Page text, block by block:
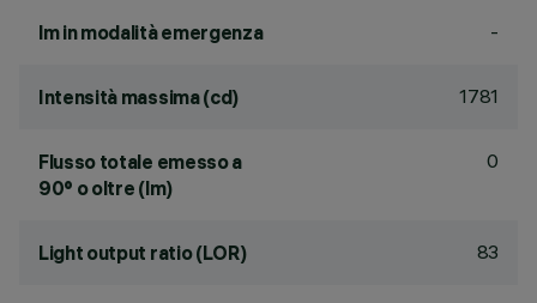
lm in modalità emergenza -
Intensità massima (cd) 1781
Flusso totale emesso a
90° o oltre (lm)
0
Light output ratio (LOR) 83